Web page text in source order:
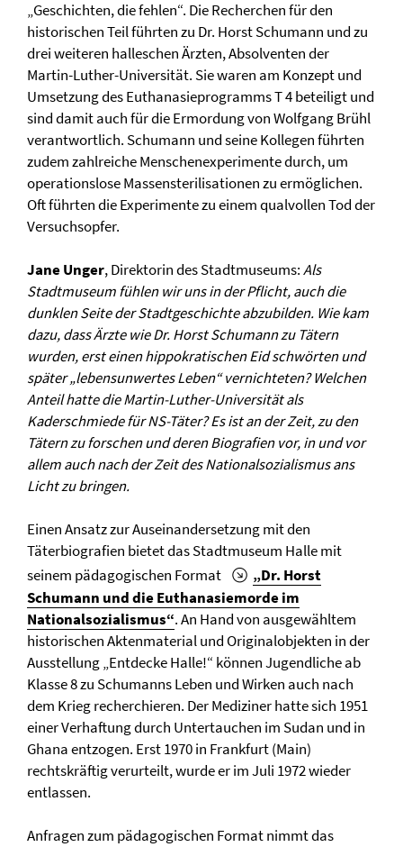
„Geschichten, die fehlen“. Die Recherchen für den
historischen Teil führten zu Dr. Horst Schumann und zu
drei weiteren halleschen Ärzten, Absolventen der
Martin-Luther-Universität. Sie waren am Konzept und
Umsetzung des Euthanasieprogramms T 4 beteiligt und
sind damit auch für die Ermordung von Wolfgang Brühl
verantwortlich. Schumann und seine Kollegen führten
zudem zahlreiche Menschenexperimente durch, um
operationslose Massensterilisationen zu ermöglichen.
Oft führten die Experimente zu einem qualvollen Tod der
Versuchsopfer.
Jane Unger, Direktorin des Stadtmuseums:Als
Stadtmuseum fühlen wir uns in der Pflicht, auch die
dunklen Seite der Stadtgeschichte abzubilden. Wie kam
dazu, dass Ärzte wie Dr. Horst Schumann zu Tätern
wurden, erst einen hippokratischen Eid schwörten und
später „lebensunwertes Leben“ vernichteten? Welchen
Anteil hatte die Martin-Luther-Universität als
Kaderschmiede für NS-Täter? Es ist an der Zeit, zu den
Tätern zu forschen und deren Biografien vor, in und vor
allem auch nach der Zeit des Nationalsozialismus ans
Licht zu bringen.
Einen Ansatz zur Auseinandersetzung mit den
Täterbiografien bietet das Stadtmuseum Halle mit
seinem pädagogischen Format
„Dr. Horst
Schumann und die Euthanasiemorde im
Nationalsozialismus“. An Hand von ausgewähltem
historischen Aktenmaterial und Originalobjekten in der
Ausstellung „Entdecke Halle!“ können Jugendliche ab
Klasse 8 zu Schumanns Leben und Wirken auch nach
dem Krieg recherchieren. Der Mediziner hatte sich 1951
einer Verhaftung durch Untertauchen im Sudan und in
Ghana entzogen. Erst 1970 in Frankfurt (Main)
rechtskräftig verurteilt, wurde er im Juli 1972 wieder
entlassen.
Anfragen zum pädagogischen Format nimmt das